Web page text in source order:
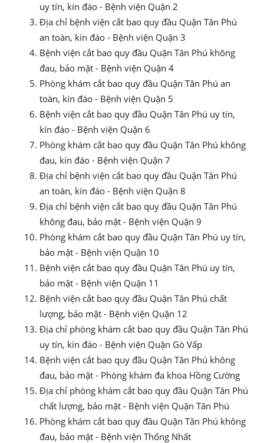
uy tín, kín đáo - Bệnh viện Quận 2
Địa chỉ bệnh viện cắt bao quy đầu Quận Tân Phú
an toàn, kín đáo - Bệnh viện Quận 3
Bệnh viện cắt bao quy đầu Quận Tân Phú không
đau, bảo mật - Bệnh viện Quận 4
Phòng khám cắt bao quy đầu Quận Tân Phú an
toàn, kín đáo - Bệnh viện Quận 5
Bệnh viện cắt bao quy đầu Quận Tân Phú uy tín,
kín đáo - Bệnh viện Quận 6
Phòng khám cắt bao quy đầu Quận Tân Phú không
đau, kín đáo - Bệnh viện Quận 7
Địa chỉ bệnh viện cắt bao quy đầu Quận Tân Phú
an toàn, kín đáo - Bệnh viện Quận 8
Địa chỉ bệnh viện cắt bao quy đầu Quận Tân Phú
không đau, bảo mật - Bệnh viện Quận 9
Phòng khám cắt bao quy đầu Quận Tân Phú uy tín,
bảo mật - Bệnh viện Quận 10
Bệnh viện cắt bao quy đầu Quận Tân Phú uy tín,
bảo mật - Bệnh viện Quận 11
Bệnh viện cắt bao quy đầu Quận Tân Phú chất
lượng, bảo mật - Bệnh viện Quận 12
Địa chỉ phòng khám cắt bao quy đầu Quận Tân Phú
uy tín, kín đáo - Bệnh viện Quận Gò Vấp
Bệnh viện cắt bao quy đầu Quận Tân Phú không
đau, bảo mật - Phòng khám đa khoa Hồng Cường
Địa chỉ phòng khám cắt bao quy đầu Quận Tân Phú
chất lượng, bảo mật - Bệnh viện Quận Tân Phú
Phòng khám cắt bao quy đầu Quận Tân Phú không
đau, bảo mật - Bệnh viện Thống Nhất